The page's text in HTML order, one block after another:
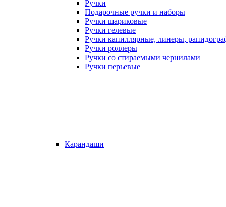
Ручки
Подарочные ручки и наборы
Ручки шариковые
Ручки гелевые
Ручки капиллярные, линеры,
Ручки роллеры
Ручки со стираемыми чернилами
Ручки перьевые
Карандаши